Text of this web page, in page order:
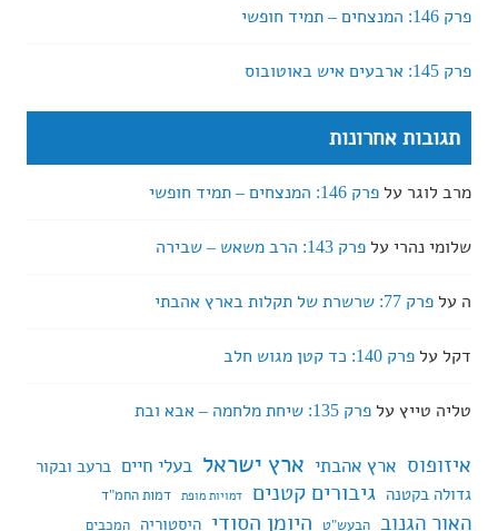
פרק 146: המנצחים – תמיד חופשי
פרק 145: ארבעים איש באוטובוס
תגובות אחרונות
מרב לוגר על פרק 146: המנצחים – תמיד חופשי
שלומי נהרי על פרק 143: הרב משאש – שבירה
ה על פרק 77: שרשרת של תקלות בארץ אהבתי
דקל על פרק 140: כד קטן מגוש חלב
טליה טייץעל פרק 135: שיחת מלחמה – אבא ובת
איזופוס ארץ אהבתי ארץ ישראל בעלי חיים ברעב ובקור
גדולה בקטנה גיבורים קטנים דמויות מופת דמות החמ"ד
האור הגנוב הבעש"ט היומן הסודי היסטוריה המכבים